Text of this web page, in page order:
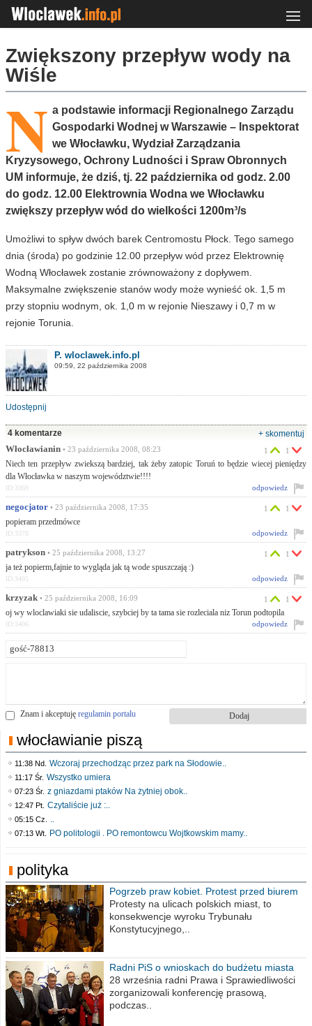
Zwiększony przepływ wody na
Wiśle
N a podstawie informacji Regionalnego Zarządu
Gospodarki Wodnej w Warszawie – Inspektorat
we Włocławku, Wydział Zarządzania
Kryzysowego, Ochrony Ludności i Spraw Obronnych
UM informuje, że dziś, tj. 22 października od godz. 2.00
do godz. 12.00 Elektrownia Wodna we Włocławku
zwiększy przepływ wód do wielkości 1200m³/s
Umożliwi to spływ dwóch barek Centromostu Płock. Tego samego
dnia (środa) po godzinie 12.00 przepływ wód przez Elektrownię
Wodną Włocławek zostanie zrównoważony z dopływem.
Maksymalne zwiększenie stanów wody może wynieść ok. 1,5 m
przy stopniu wodnym, ok. 1,0 m w rejonie Nieszawy i 0,7 m w
rejonie Torunia.
P. wloclawek.info.pl
09:59, 22 października 2008
Udostępnij
4 komentarze
+ skomentuj
Włocławianin • 23 października 2008, 08:23
Niech ten przepływ zwiekszą bardziej, tak żeby zatopic Toruń to będzie wiecej pieniędzy
dla Włocławka w naszym województwie!!!!
1 1
odpowiedz
ID:3369
negocjator • 23 października 2008, 17:35
popieram przedmówce
1 1
odpowiedz
ID:3378
patrykson • 25 października 2008, 13:27
ja też popierm,fajnie to wygląda jak tą wode spuszczają :)
1 1
odpowiedz
ID:3405
krzyzak • 25 października 2008, 16:09
oj wy wloclawiaki sie udaliscie, szybciej by ta tama sie rozleciala niz Torun podtopila
1 1
odpowiedz
ID:3406
Znam i akceptuję regulamin portalu
włocławianie piszą
11:38 Nd. Wczoraj przechodząc przez park na Słodowie..
11:17 Śr. Wszystko umiera
07:23 Śr. z gniazdami ptaków Na żytniej obok..
12:47 Pt. Czytaliście już :..
05:15 Cz. ..
07:13 Wt. PO politologii . PO remontowcu Wojtkowskim mamy..
polityka
Pogrzeb praw kobiet. Protest przed biurem
poselskim PiS
Protesty na ulicach polskich miast, to
konsekwencje wyroku Trybunału
Konstytucyjnego,..
Radni PiS o wnioskach do budżetu miasta
na 2021 rok
28 września radni Prawa i Sprawiedliwości
zorganizowali konferencję prasową,
podczas..